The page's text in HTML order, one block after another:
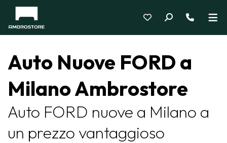
Auto Nuove FORD a
Milano Ambrostore
Auto FORD nuove a Milano a
un prezzo vantaggioso